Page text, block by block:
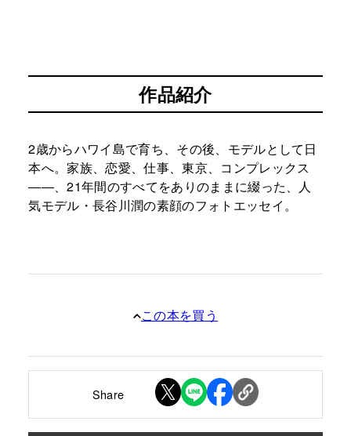
作品紹介
2歳からハワイ島で育ち、その後、モデルとして日
本へ。家族、恋愛、仕事、東京、コンプレックス
――、21年間のすべてをありのままに綴った、人
気モデル・長谷川潤の素顔のフォトエッセイ。
この本を買う
Share